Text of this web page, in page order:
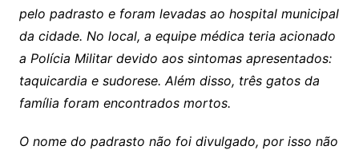
pelo padrasto e foram levadas ao hospital municipal
da cidade. No local, a equipe médica teria acionado
a Polícia Militar devido aos sintomas apresentados:
taquicardia e sudorese. Além disso, três gatos da
família foram encontrados mortos.
O nome do padrasto não foi divulgado, por isso não